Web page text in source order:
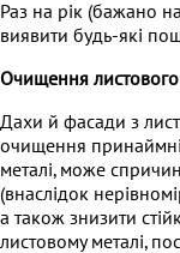
Раз на рік (бажано
виявити будь-які
Очищення
Дахи й фасади з
очищення принаймні
металі, може
(внаслідок
а також знизити
листовому металі,